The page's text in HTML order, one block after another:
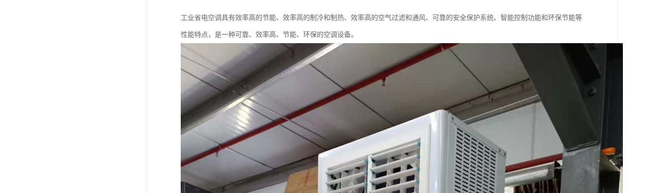
工业省电空调具有效率高的节能、效率高的制冷和制热、效率高的空气过滤和通风、可靠的安全保护系统、智能控制功能和环保节能等
性能特点，是一种可靠、效率高、节能、环保的空调设备。